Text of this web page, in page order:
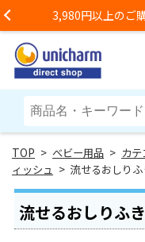
Previous3,980円以上のご
> ベビー用品 > カ
ィッシュ > 流せるおしりふ
流せるおしりふき